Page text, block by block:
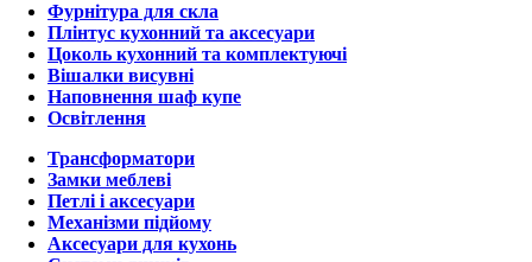
Фурнітура для скла
Плінтус кухонний та аксесуари
Цоколь кухонний та комплектуючі
Вішалки висувні
Наповнення шаф купе
Освітлення
Трансформатори
Замки меблеві
Петлі і аксесуари
Механізми підйому
Аксесуари для кухонь